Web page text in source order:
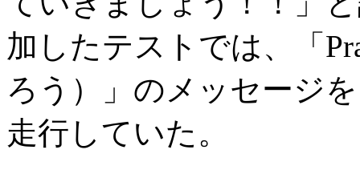
加したテストでは、「
ろう）」のメッセージ
走行していた。